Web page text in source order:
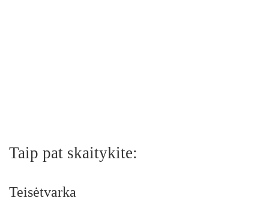
Taip pat skaitykite:
Teisėtvarka